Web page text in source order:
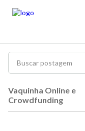
Vaquinha Online e
Crowdfunding